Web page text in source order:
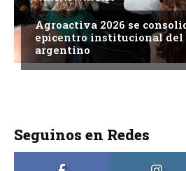
Agroactiva 2026 se
epicentro institucional del
argentino
Seguinos en Redes